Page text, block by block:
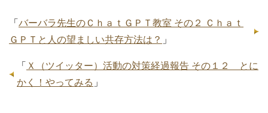
「 バーバラ先生のＣｈａｔＧＰＴ教室 その２ Ｃｈａｔ
ＧＰＴと人の望ましい共存方法は？ 」
「 Ｘ（ツイッター）活動の対策経過報告 その１２ とに
かく！やってみる 」